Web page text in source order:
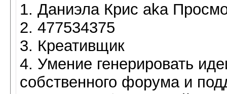
1. Даниэла Крис aka
2. 477534375
3. Креативщик
4. Умение генерировать
собственного форума и